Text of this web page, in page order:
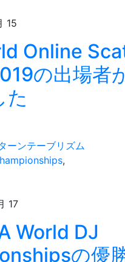
15
Online
の出場者
た
ーンテーブリズム
,
17
World DJ
の優